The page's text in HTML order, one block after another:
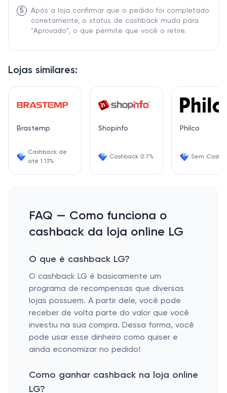
Lojas similares:
Brastemp
Cashback de
até 1.13%
Shopinfo
Cashback 0.7%
Philco
Sem
5
Após a loja confirmar que o pedido foi completado
corretamente, o status de cashback muda para
"Aprovado", o que permite que você o retire.
FAQ — Como funciona o
cashback da loja online LG
O que é cashback LG?
O cashback LG é basicamente um
programa de recompensas que diversas
lojas possuem. A partir dele, você pode
receber de volta parte do valor que você
investiu na sua compra. Dessa forma, você
pode usar esse dinheiro como quiser e
ainda economizar no pedido!
Como ganhar cashback na loja online
LG?